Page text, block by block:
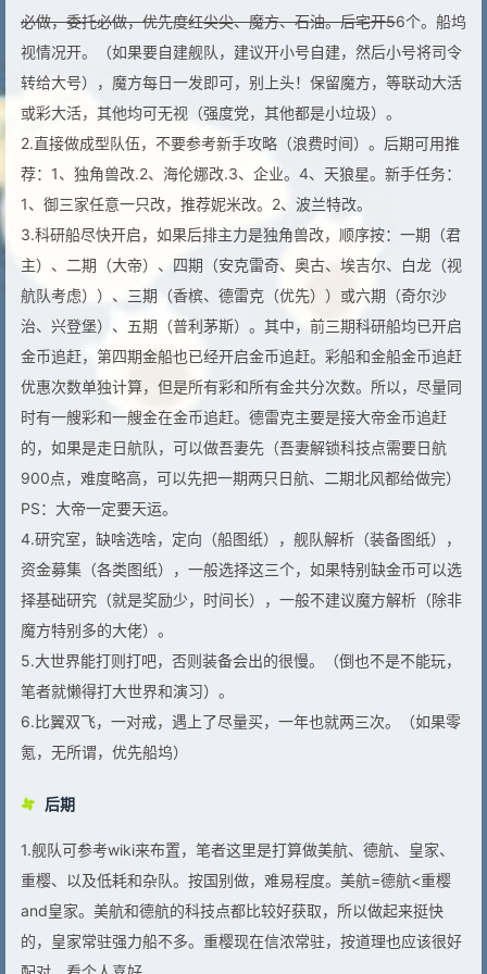
必做，委托必做，优先度红尖尖、魔方、石油。后宅开56个。船坞
视情况开。（如果要自建舰队，建议开小号自建，然后小号将司令
转给大号），魔方每日一发即可，别上头！保留魔方，等联动大活
或彩大活，其他均可无视（强度党，其他都是小垃圾）。
2.直接做成型队伍，不要参考新手攻略（浪费时间）。后期可用推
荐：1、独角兽改.2、海伦娜改.3、企业。4、天狼星。新手任务：
1、御三家任意一只改，推荐妮米改。2、波兰特改。
3.科研船尽快开启，如果后排主力是独角兽改，顺序按：一期（君
主）、二期（大帝）、四期（安克雷奇、奥古、埃吉尔、白龙（视
航队考虑））、三期（香槟、德雷克（优先））或六期（奇尔沙
治、兴登堡）、五期（普利茅斯）。其中，前三期科研船均已开启
金币追赶，第四期金船也已经开启金币追赶。彩船和金船金币追赶
优惠次数单独计算，但是所有彩和所有金共分次数。所以，尽量同
时有一艘彩和一艘金在金币追赶。德雷克主要是接大帝金币追赶
的，如果是走日航队，可以做吾妻先（吾妻解锁科技点需要日航
900点，难度略高，可以先把一期两只日航、二期北风都给做完）
PS：大帝一定要天运。
4.研究室，缺啥选啥，定向（船图纸），舰队解析（装备图纸），
资金募集（各类图纸），一般选择这三个，如果特别缺金币可以选
择基础研究（就是奖励少，时间长），一般不建议魔方解析（除非
魔方特别多的大佬）。
5.大世界能打则打吧，否则装备会出的很慢。（倒也不是不能玩，
笔者就懒得打大世界和演习）。
6.比翼双飞，一对戒，遇上了尽量买，一年也就两三次。（如果零
氪，无所谓，优先船坞）
后期
1.舰队可参考wiki来布置，笔者这里是打算做美航、德航、皇家、
重樱、以及低耗和杂队。按国别做，难易程度。美航=德航<重樱
and皇家。美航和德航的科技点都比较好获取，所以做起来挺快
的，皇家常驻强力船不多。重樱现在信浓常驻，按道理也应该很好